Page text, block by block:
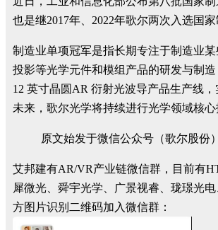
也是继2017年、2022年歌尔两次入选国
制造业单项冠军是指长期专注于制造业
投影等光学元件和模组产品的研发与制
12 英寸晶圆AR 衍射光波导产品生产线
未来，歌尔光学将持续进行光学领域核
原文始发于微信公众号（歌尔股份
艾邦建有AR/VR产业链微信群，目前有
犀微光、舜宇光学、广景视睿、珑璟光
方图片识别二维码加入微信群：